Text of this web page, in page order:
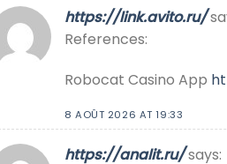
https://link.avito.ru/
References:
Robocat Casino App
8 AOÛT 2026 AT 19:33
https://analit.ru/says: